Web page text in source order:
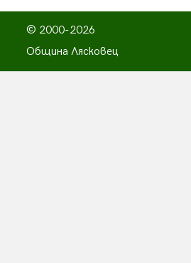
© 2000-2026
Община Лясковец